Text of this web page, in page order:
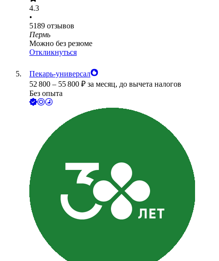
4.3
•
5189 отзывов
Пермь
Можно без резюме
Откликнуться
Пекарь-универсал
52 800 – 55 800 ₽ за месяц, до вычета налогов
Без опыта